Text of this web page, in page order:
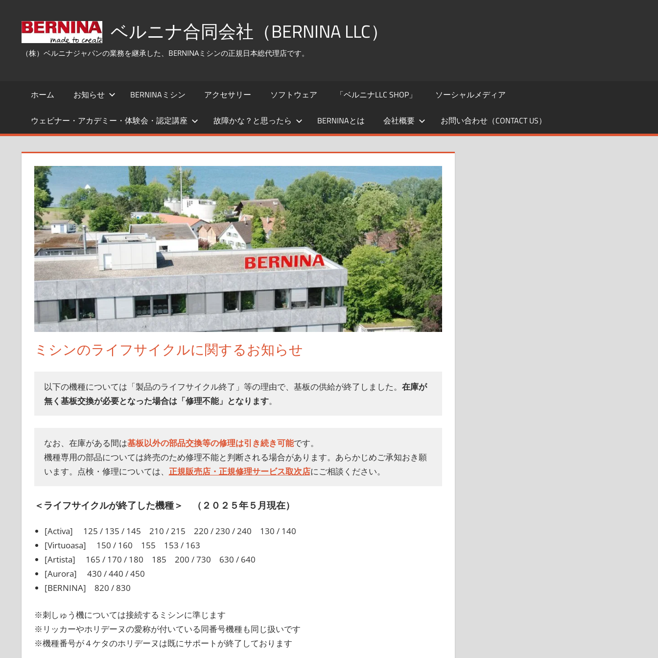
プ
ベルニナ合同会社（BERNINA LLC）
（株）ベルニナジャパンの業務を継承した、BERNINAミシンの正規日本総代理店です。
ホーム お知らせ BERNINAミシン アクセサリー ソフトウェア 「ベルニナLLC SHOP」 ソーシャルメディア
ウェビナー・アカデミー・体験会・認定講座 故障かな？と思ったら BERNINAとは 会社概要 お問い合わせ（CONTACT US）
ミシンのライフサイクルに関するお知らせ
以下の機種については「製品のライフサイクル終了」等の理由で、基板の供給が終了しました。 在庫が
無く基板交換が必要となった場合は「修理不能」となります。
なお、在庫がある間は基板以外の部品交換等の修理は引き続き可能です。
機種専用の部品については終売のため修理不能と判断される場合があります。あらかじめご承知おき願
います。点検・修理については、 正規販売店・正規修理サービス取次店にご相談ください。
＜ライフサイクルが終了した機種＞ （２０２５年５月現在）
[Activa] 125 / 135 / 145 210 / 215 220 / 230 / 240 130 / 140
[Virtuoasa] 150 / 160 155 153 / 163
[Artista] 165 / 170 / 180 185 200 / 730 630 / 640
[Aurora] 430 / 440 / 450
[BERNINA] 820 / 830
※刺しゅう機については接続するミシンに準じます
※リッカーやホリデーヌの愛称が付いている同番号機種も同じ扱いです
※機種番号が４ケタのホリデーヌは既にサポートが終了しております